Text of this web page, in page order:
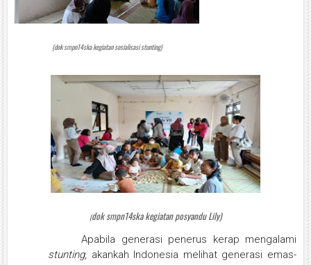
(dok smpn14ska kegiatan sosialisasi stunting)
(dok smpn14skakegiatan posyandu Lily)
Apabila generasi penerus kerap mengalami
stunting, akankah Indonesia melihat generasi emas-